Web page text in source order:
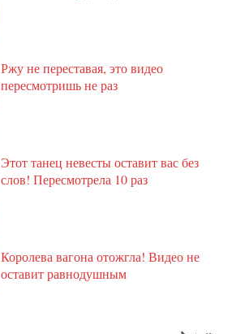
Ржу не переставая, это видео
пересмотришь не раз
Этот танец невесты оставит вас без
слов! Пересмотрела 10 раз
Королева вагона отожгла! Видео не
оставит равнодушным